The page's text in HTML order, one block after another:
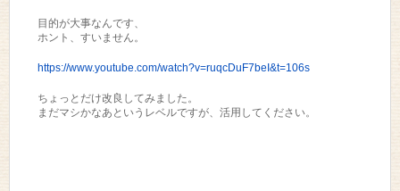
目的が大事なんです、
ホント、すいません。
https://www.youtube.com/watch?v=ruqcDuF7beI&t=106s
ちょっとだけ改良してみました。
まだマシかなあというレベルですが、活用してください。